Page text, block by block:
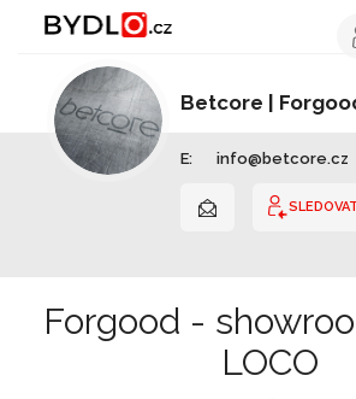
Betcore |
E: info@betcore.cz
SLEDOVAT
Forgood -
LOCO